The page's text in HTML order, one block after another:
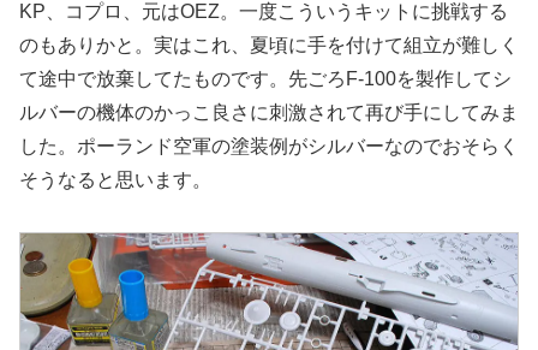
KP、コプロ、元はOEZ。一度こういうキットに挑戦する
のもありかと。実はこれ、夏頃に手を付けて組立が難しく
て途中で放棄してたものです。先ごろF-100を製作してシ
ルバーの機体のかっこ良さに刺激されて再び手にしてみま
した。ポーランド空軍の塗装例がシルバーなのでおそらく
そうなると思います。